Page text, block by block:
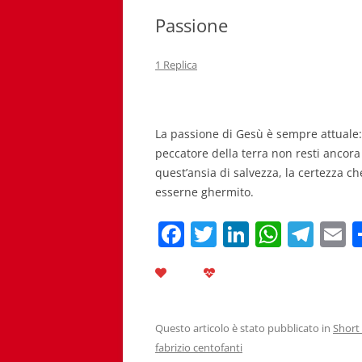
Passione
1 Replica
La passione di Gesù è sempre
peccatore della terra non resti
quest’ansia di salvezza, la certezza
esserne ghermito.
F
b
T Li
dI
W
A
T
a
E
Questo articolo è stato pubblicato in Short
fabrizio centofanti